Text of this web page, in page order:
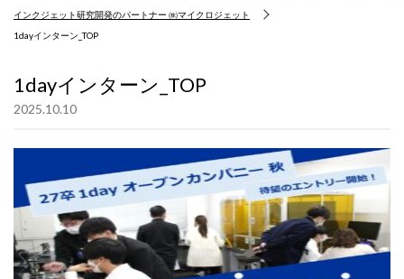
インクジェット研究開発のパートナー ㈱マイクロジェット
1dayインターン_TOP
1dayインターン_TOP
2025.10.10